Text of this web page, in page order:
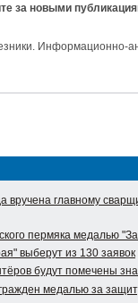
за новыми
Информационно-
вручена главному
пермяка медалью
выберут из 130 заявок
будут помечены
медалью за